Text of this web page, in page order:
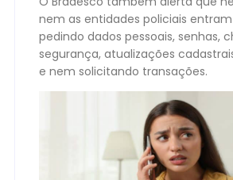
nem as entidades policiais
pedindo dados pessoais, senhas,
segurança, atualizações
e nem solicitando transações.